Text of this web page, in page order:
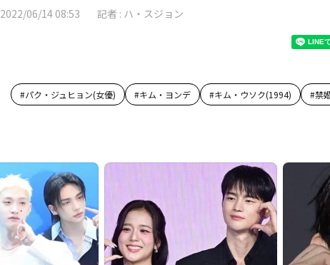
2022/06/14 08:53 記者 : ハ・スジョン
#パク・ジュヒョン(女優) #キム・ヨンデ #キム・ウソク(1994) #禁